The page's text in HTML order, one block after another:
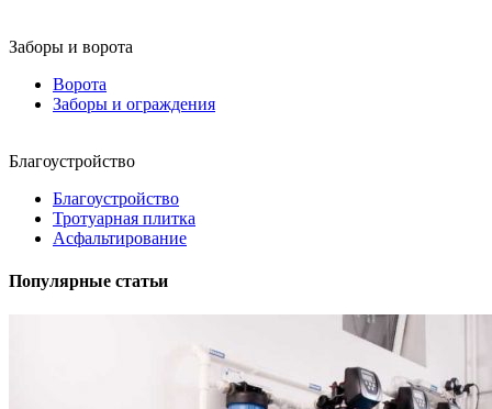
Заборы и ворота
Ворота
Заборы и ограждения
Благоустройство
Благоустройство
Тротуарная плитка
Асфальтирование
Популярные статьи